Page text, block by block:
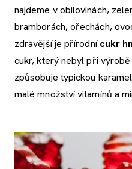
najdeme v obilovinách,
bramborách, ořechách,
zdravější je přírodnícukr
cukr, který nebyl při
způsobuje typickou
malé množství vitamínů a